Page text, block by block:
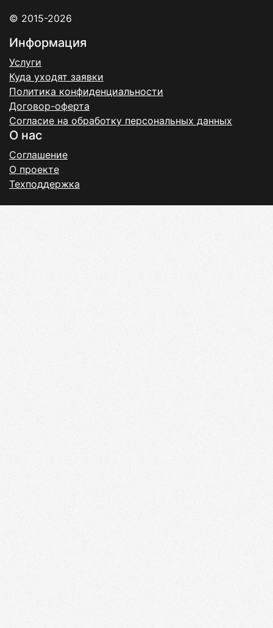
© 2015-2026
Информация
Услуги
Куда уходят заявки
Политика конфиденциальности
Договор-оферта
Согласие на обработку персональных данных
О нас
Соглашение
О проекте
Техподдержка